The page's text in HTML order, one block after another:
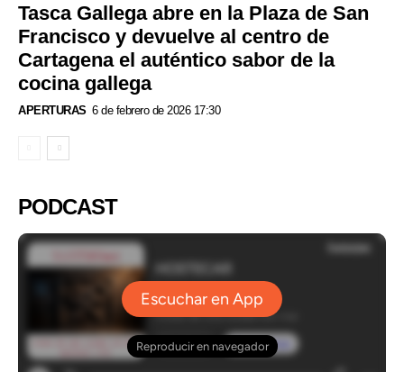
Tasca Gallega abre en la Plaza de San
Francisco y devuelve al centro de
Cartagena el auténtico sabor de la
cocina gallega
APERTURAS 6 de febrero de 2026 17:30
PODCAST